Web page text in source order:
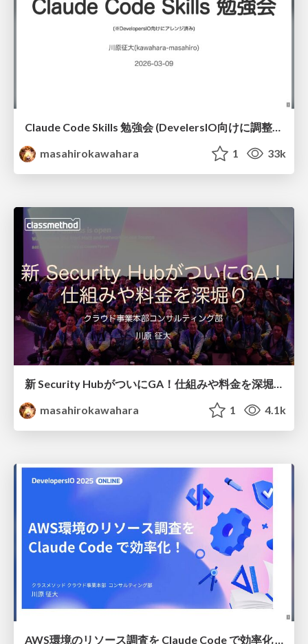
Claude Code Skills 勉強会 (DevelersIO向けに調整済み) / claude code skills for devio
masahirokawahara
1 33k
新 Security HubがついにGA！仕組みや料金を深堀り #AWSreInvent #regrowth / AWS Security Hub Advanced GA
masahirokawahara
1 4.1k
AWS環境のリソース調査を Claude Code で効率化 / aws investigate with cc devio2025